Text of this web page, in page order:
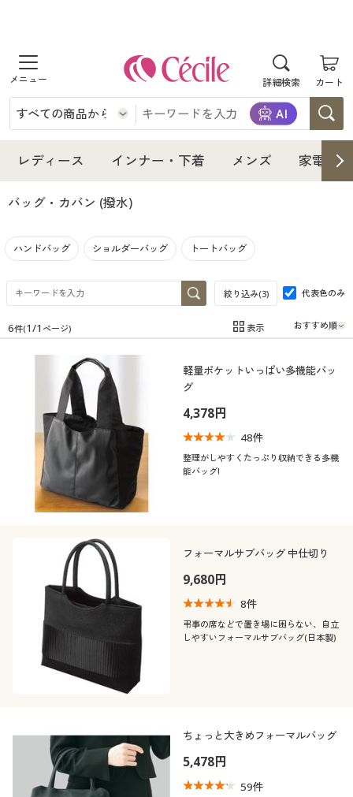
詳細検索 カート
商品を探す
レディース
レディースファッション
女性下着
インナー・下着
インナー・下着通販すべて
女性下着
メンズ下着
ジュニア・ティーンズ下着
メンズ
メンズ通販すべて
メンズファッション
メンズ下着
家電・雑貨
家電・雑貨すべて
家電
キッチン・雑貨・日用品
寝具・インテリア・家具
寝具・インテリア・家具通販すべて
家具・収納
寝具・ベッド
カーテン・ラグ・ファブリック
美容・健康
美容・健康通販すべて
美容・健康・サプリメント
制服・スクール
制服・スクールすべて
制服・学生服
ジュニア・ティーンズ下着
大きいサイズ
大きいサイズ通販すべて
大きいサイズ レディース服
大きいサイズ レディース下着
大きいサイズ メンズ
大きいサイズ 事務・制服
バーゲン
バーゲンセール
シークレットセール
詳細検索
商品カテゴリ一覧
カタログ
カタログ・チラシからのご注文
デジタルカタログ
会員メニュー
マイページ
レディース インナー・下着 メンズ 家電・
バッグ・カバン (撥水)
ハンドバッグ ショルダーバッグ トートバッグ
絞り込み(3) 代表色のみ
在庫 在庫のある商品のみ表示
口コミ
こだわり条件
で絞り込む
柄・デザイン
プリーツ
ナイロン
レザー
抗菌防臭
6件(1/1 ページ) 表示
軽量ポケットいっぱい多機能バッ
グ
4,378円
48件
整理がしやすくたっぷり収納できる多機
能バッグ!
フォーマルサブバッグ 中仕切り
9,680円
8件
弔事の席などで置き場に困らない、自立
しやすいフォーマルサブバッグ(日本製)
ちょっと大きめフォーマルバッグ
5,478円
59件